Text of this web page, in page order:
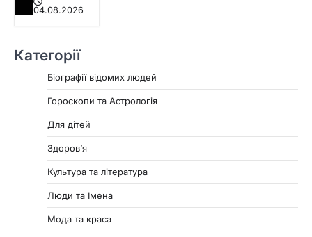
04.08.2026
Категорії
Біографії відомих людей
Гороскопи та Астрологія
Для дітей
Здоровʼя
Культура та література
Люди та Імена
Мода та краса